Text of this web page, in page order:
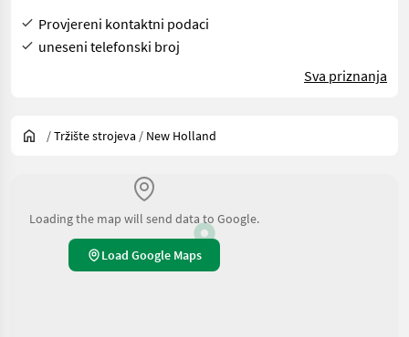
Provjereni kontaktni podaci
uneseni telefonski broj
Sva priznanja
/Tržište strojeva / New Holland
Loading the map will send data to Google.
Load Google Maps